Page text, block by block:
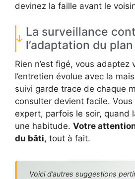
devinez la faille avant le
La surveillance
l’adaptation du
Rien n’est figé, vous adaptez
l’entretien évolue avec la
suivi garde trace de chaque
consulter devient facile.
expert, parfois le soir, quand
une habitude. Votre
du bâti, tout à fait.
Voici d’autres suggestions